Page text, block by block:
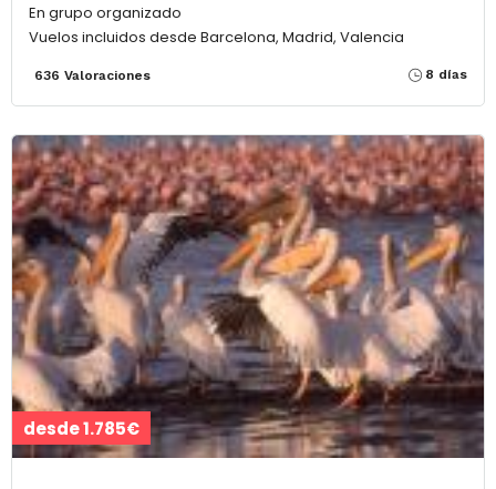
En grupo organizado
Vuelos incluidos desde Barcelona, Madrid, Valencia
636 Valoraciones 8 días
desde 1.785€